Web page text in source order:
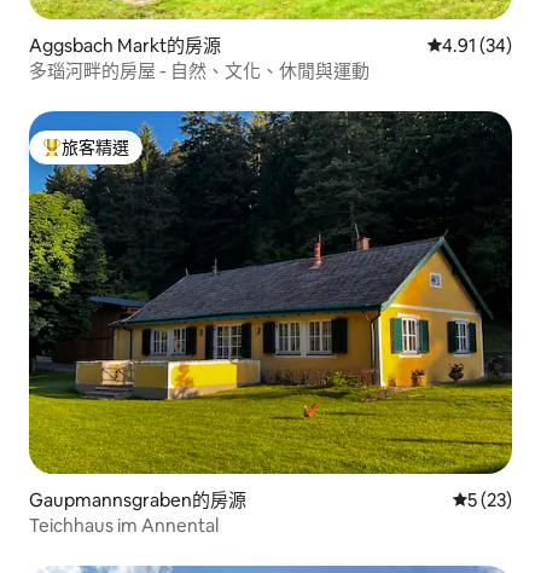
Aggsbach Markt的房源 從 34 則評價
4.91 (34)
多瑙河畔的房屋 - 自然、文化、休閒與運動
旅客精選榜首
旅客精選
Gaupmannsgraben的房源 從 23 則評
5 (23)
Teichhaus im Annental